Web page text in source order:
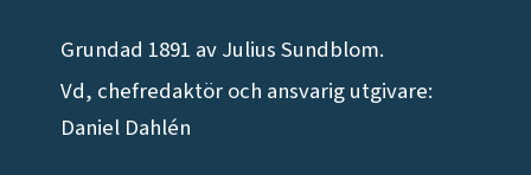
Grundad 1891 av Julius Sundblom.
Vd, chefredaktör och ansvarig utgivare:
Daniel Dahlén